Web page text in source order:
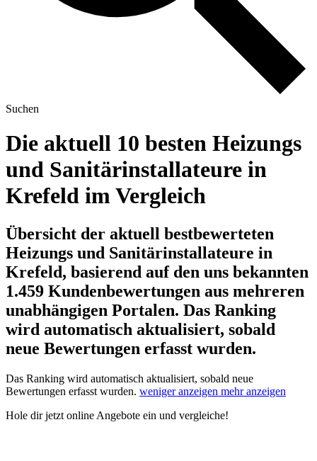
Suchen
Die aktuell 10 besten Heizungs
und Sanitärinstallateure in
Krefeld im Vergleich
Übersicht der aktuell bestbewerteten
Heizungs und Sanitärinstallateure in
Krefeld, basierend auf den uns bekannten
1.459 Kundenbewertungen aus mehreren
unabhängigen Portalen. Das Ranking
wird automatisch aktualisiert, sobald
neue Bewertungen erfasst wurden.
Das Ranking wird automatisch aktualisiert, sobald neue
Bewertungen erfasst wurden. weniger anzeigen mehr anzeigen
Hole dirjetzt online Angebote ein und vergleiche!